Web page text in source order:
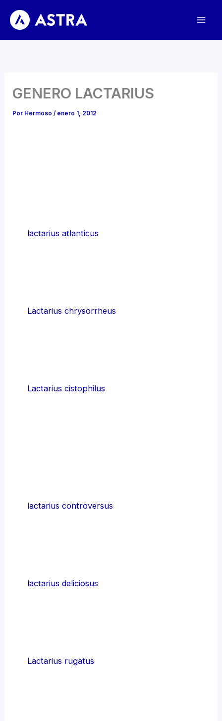
contenido
GENERO LACTARIUS
Por Hermoso/ enero 1, 2012
lactarius atlanticus
Lactarius chrysorrheus
Lactarius cistophilus
lactarius controversus
lactarius deliciosus
Lactarius rugatus